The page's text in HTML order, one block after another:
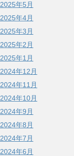
2025年5月
2025年4月
2025年3月
2025年2月
2025年1月
2024年12月
2024年11月
2024年10月
2024年9月
2024年8月
2024年7月
2024年6月